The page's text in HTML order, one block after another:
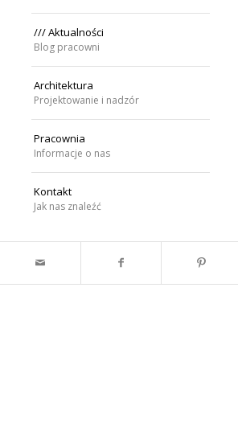
/// Aktualności
Blog pracowni
Architektura
Projektowanie i nadzór
Pracownia
Informacje o nas
Kontakt
Jak nas znaleźć